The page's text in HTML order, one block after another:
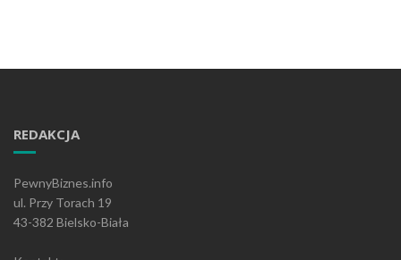
REDAKCJA
PewnyBiznes.info
ul. Przy Torach 19
43-382 Bielsko-Biała